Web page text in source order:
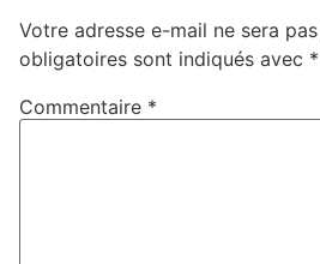
Votre adresse e-mail ne sera
obligatoires sont indiqués avec *
Commentaire *